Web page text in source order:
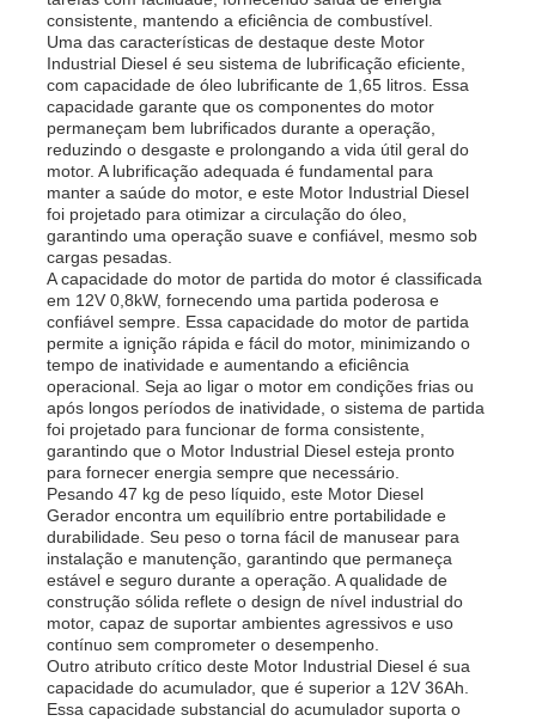
Casa
Produtos
Vídeos
Quem Somos
Fábrica
Controle de Qualidade
Fale Conosco
notícias
Todos os casos
Pedir um orçamento
consistente, mantendo a eficiência de combustível.
Uma das características de destaque deste Motor
Industrial Diesel é seu sistema de lubrificação eficiente,
com capacidade de óleo lubrificante de 1,65 litros. Essa
capacidade garante que os componentes do motor
permaneçam bem lubrificados durante a operação,
reduzindo o desgaste e prolongando a vida útil geral do
motor. A lubrificação adequada é fundamental para
manter a saúde do motor, e este Motor Industrial Diesel
foi projetado para otimizar a circulação do óleo,
garantindo uma operação suave e confiável, mesmo sob
cargas pesadas.
A capacidade do motor de partida do motor é classificada
em 12V 0,8kW, fornecendo uma partida poderosa e
confiável sempre. Essa capacidade do motor de partida
permite a ignição rápida e fácil do motor, minimizando o
tempo de inatividade e aumentando a eficiência
operacional. Seja ao ligar o motor em condições frias ou
após longos períodos de inatividade, o sistema de partida
foi projetado para funcionar de forma consistente,
garantindo que o Motor Industrial Diesel esteja pronto
para fornecer energia sempre que necessário.
Pesando 47 kg de peso líquido, este Motor Diesel
Gerador encontra um equilíbrio entre portabilidade e
durabilidade. Seu peso o torna fácil de manusear para
instalação e manutenção, garantindo que permaneça
estável e seguro durante a operação. A qualidade de
construção sólida reflete o design de nível industrial do
motor, capaz de suportar ambientes agressivos e uso
contínuo sem comprometer o desempenho.
Outro atributo crítico deste Motor Industrial Diesel é sua
capacidade do acumulador, que é superior a 12V 36Ah.
Essa capacidade substancial do acumulador suporta o